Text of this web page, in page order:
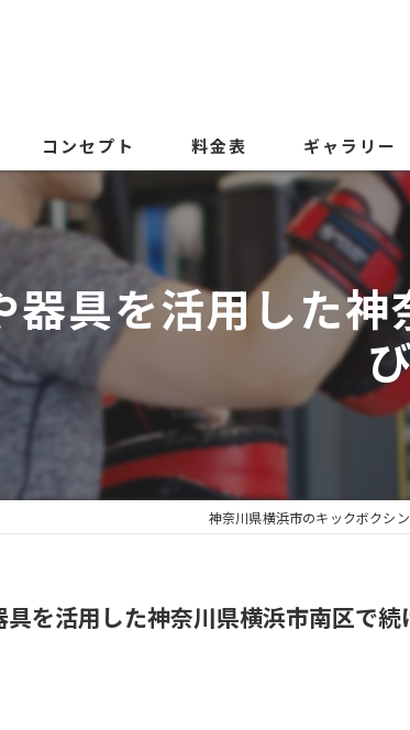
コンセプト 料金表 ギャラリー
器具を活用した
神奈川県横浜市のキックボクシ
具を活用した神奈川県横浜市南区で